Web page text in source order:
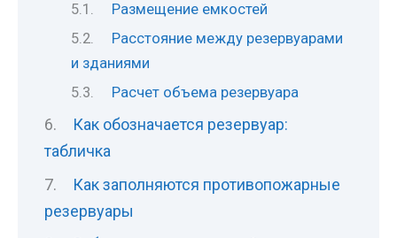
Размещение емкостей
Расстояние между резервуарами
и зданиями
Расчет объема резервуара
Как обозначается резервуар:
табличка
Как заполняются противопожарные
резервуары